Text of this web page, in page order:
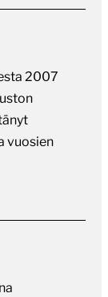
2007
vuosien